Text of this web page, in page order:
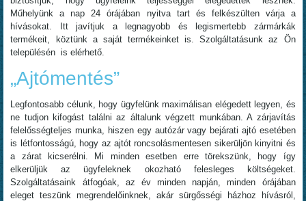
Műhelyünk a nap 24 órájában nyitva tart és felkészülten várja a
hívásokat. Itt javítjuk a legnagyobb és legismertebb zármárkák
termékeit, köztünk a saját termékeinket is. Szolgáltatásunk az Ön
településén is elérhető.
„Ajtómentés”
Legfontosabb célunk, hogy ügyfelünk maximálisan elégedett legyen, és
ne tudjon kifogást találni az általunk végzett munkában. A zárjavítás
felelősségteljes munka, hiszen egy autózár vagy bejárati ajtó esetében
is létfontosságú, hogy az ajtót roncsolásmentesen sikerüljön kinyitni és
a zárat kicserélni. Mi minden esetben erre törekszünk, hogy így
elkerüljük az ügyfeleknek okozható felesleges költségeket.
Szolgáltatásaink átfogóak, az év minden napján, minden órájában
eleget teszünk megrendelőinknek, akár sürgősségi házhoz hívásról,